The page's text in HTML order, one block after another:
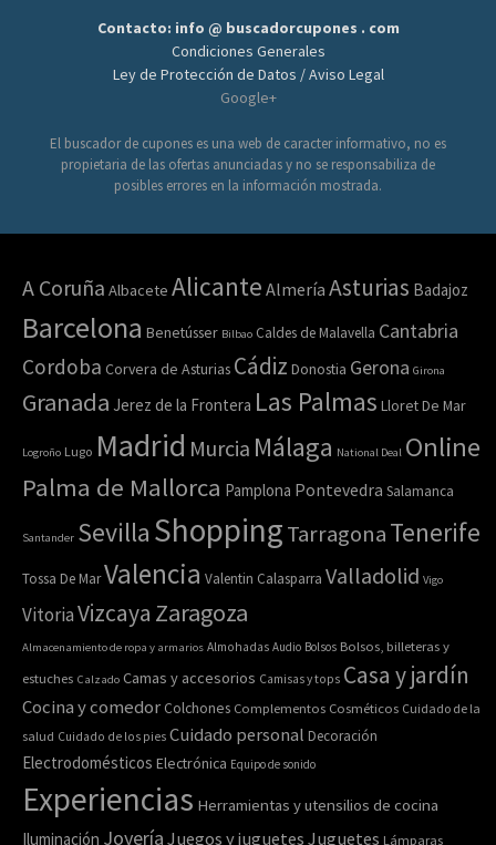
Contacto: info @ buscadorcupones . com
Condiciones Generales
Ley de Protección de Datos / Aviso Legal
Google+
El buscador de cupones es una web de caracter informativo, no es
propietaria de las ofertas anunciadas y no se responsabiliza de
posibles errores en la información mostrada.
A Coruña Albacete Alicante Almería Asturias Badajoz
Barcelona Benetússer Bilbao Caldes de Malavella Cantabria
Cordoba Corvera de Asturias Cádiz Donostia Gerona Girona
Granada Jerez de la Frontera Las Palmas Lloret De Mar
Logroño Lugo Madrid Murcia Málaga National Deal Online
Palma de Mallorca Pamplona Pontevedra Salamanca
Santander Sevilla ShoppingTarragonaTenerife
Tossa De MarValencia Valentin Calasparra Valladolid Vigo
VitoriaVizcaya Zaragoza
Almacenamiento de ropa y armarios Almohadas Audio Bolsos Bolsos, billeteras y
estuches Calzado Camas y accesorios Camisas y tops Casa y jardín
Cocina y comedor Colchones Complementos Cosméticos Cuidado de la
salud Cuidado de los pies Cuidado personal Decoración
Electrodomésticos Electrónica Equipo de sonido
Experiencias Herramientas y utensilios de cocina
Iluminación Joyería Juegos y juguetes Juguetes Lámparas